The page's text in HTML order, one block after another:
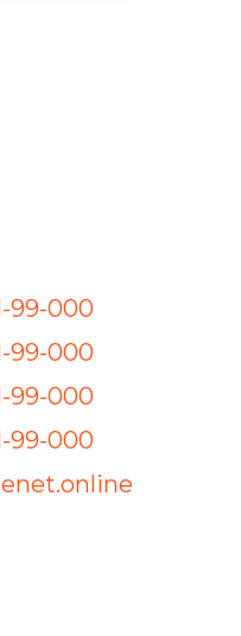
99-000
99-000
99-000
99-000